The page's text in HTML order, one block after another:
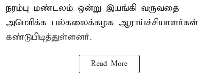
நரம்பு மண்டலம் ஒன்று இயங்கி வருவதை
அமெரிக்க பல்கலைக்கழக ஆராய்ச்சியாளர்கள்
கண்டுபிடித்துள்ளனர்.
Read More